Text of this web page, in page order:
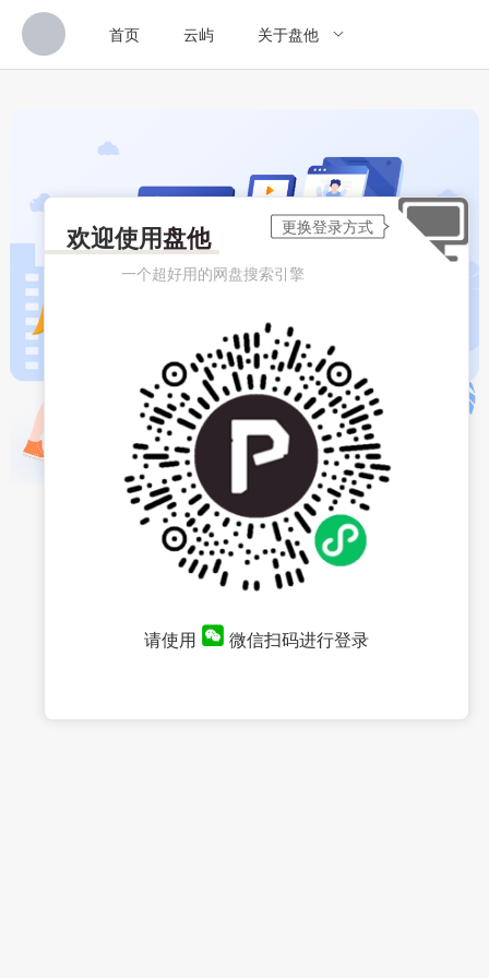
首页 云屿 关于盘他
欢迎使用盘他
一个超好用的网盘搜索引擎
请使用 微信扫码进行登录